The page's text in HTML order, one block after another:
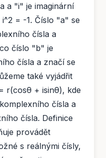
a "i" je imaginární
= -1. Číslo "a" se
čísla a
číslo "b" je
čísla a značí se
také vyjádřit
r(cosθ + isinθ), kde
čísla a
čísla. Definice
provádět
s reálnými čísly,